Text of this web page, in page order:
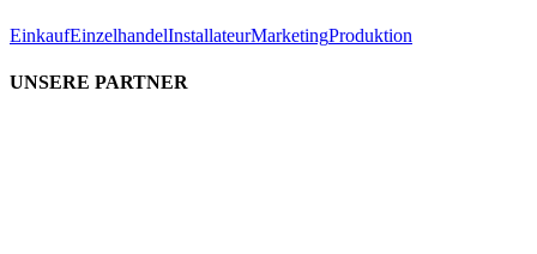
EinkaufEinzelhandelInstallateurMarketingProduktion
UNSERE PARTNER